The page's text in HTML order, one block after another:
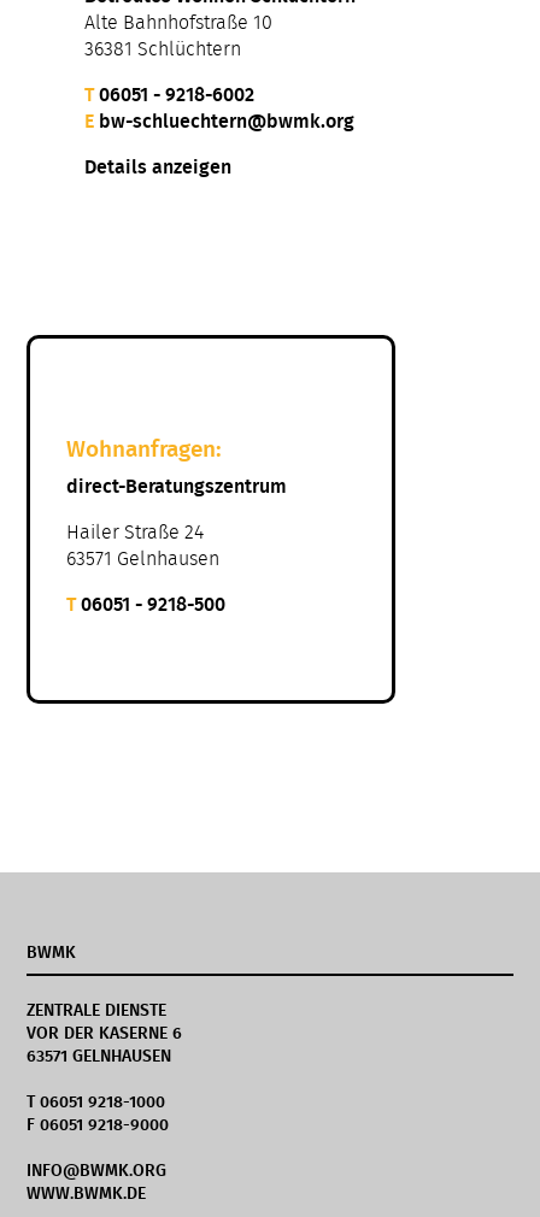
Alte Bahnhofstraße 10
36381 Schlüchtern
T06051 - 9218-6002
E bw-schluechtern@bwmk.org
Details anzeigen
Wohnanfragen:
direct-Beratungszentrum
Hailer Straße 24
63571 Gelnhausen
T06051 - 9218-500
BWMK
ZENTRALE DIENSTE
VOR DER KASERNE 6
63571 GELNHAUSEN
T 06051 9218-1000
F 06051 9218-9000
INFO@BWMK.ORG
WWW.BWMK.DE